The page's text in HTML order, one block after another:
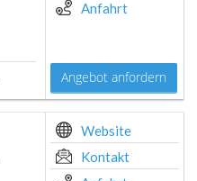
Anfahrt
Angebot anfordern
Website
Kontakt